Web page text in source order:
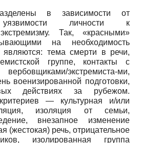
в зависимости от
уязвимости личности к
Так, «красными»
на необходимость
являются: тема смерти в речи,
группе, контакты с
экстремиста-ми,
военизированной подготовки,
действиях за рубежом.
— культурная и/или
изоляция от семьи,
внезапное изменение
(жестокая) речь, отрицательное
изолированная группа